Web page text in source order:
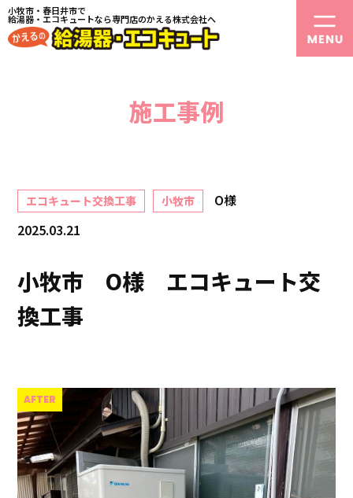
小牧市・春日井市で
給湯器・エコキュートなら専門店のかえる株式会社へ
施工事例
エコキュート交換工事 小牧市
O様
2025.03.21
小牧市 O様 エコキュート交
換工事